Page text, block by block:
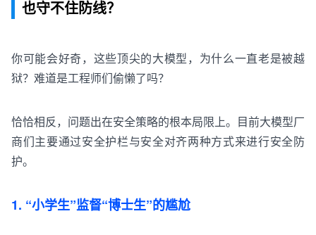
也守不住防线？
你可能会好奇， 这些顶尖的大模型，为什么一直老是被越
狱？ 难道是工程师们偷懒了吗？
恰恰相反，问题出在安全策略的根本局限上。 目前大模型厂
商们主要通过安全护栏与安全对齐两种方式来进行安全防
护。
1. “小学生”监督“博士生”的尴尬